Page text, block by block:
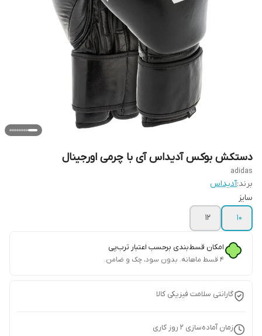
دستکش بوکس آدیداس آی با چرمی اورجینال
adidas
برند:آدیداس
سایز
۱۰
۱۲
امکان قسط‌بندی برحسب اعتبار ترب‌پی
۴ قسط ماهانه. بدون سود، چک و ضامن.
گارانتی سلامت فیزیکی کالا
زمان آماده‌سازی 2 روز کاری